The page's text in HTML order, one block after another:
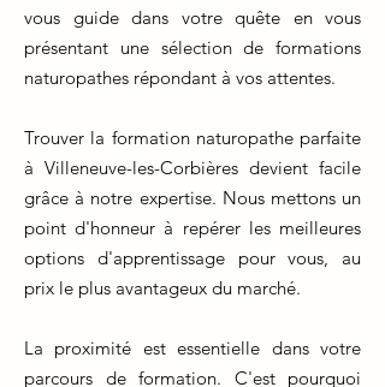
vous guide dans votre quête en vous
présentant une sélection de formations
naturopathes répondant à vos attentes.
Trouver la formation naturopathe parfaite
à Villeneuve-les-Corbières devient facile
grâce à notre expertise. Nous mettons un
point d'honneur à repérer les meilleures
options d'apprentissage pour vous, au
prix le plus avantageux du marché.
La proximité est essentielle dans votre
parcours de formation. C'est pourquoi